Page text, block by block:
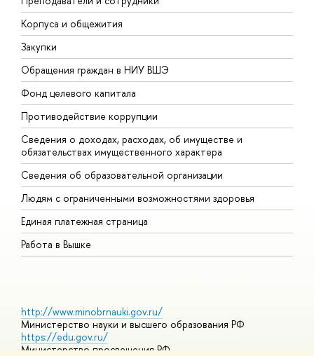
Корпуса и общежития
Закупки
Обращения граждан в НИУ ВШЭ
Фонд целевого капитала
Противодействие коррупции
Сведения о доходах, расходах, об имуществе и
обязательствах имущественного характера
Сведения об образовательной организации
Людям с ограниченными возможностями здоровья
Единая платежная страница
Работа в Вышке
http://www.minobrnauki.gov.ru/
Министерство науки и высшего образования РФ
https://edu.gov.ru/
Министерство просвещения РФ